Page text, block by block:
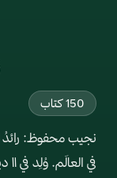
150 كتاب
نجيب محفوظ: رائدُ